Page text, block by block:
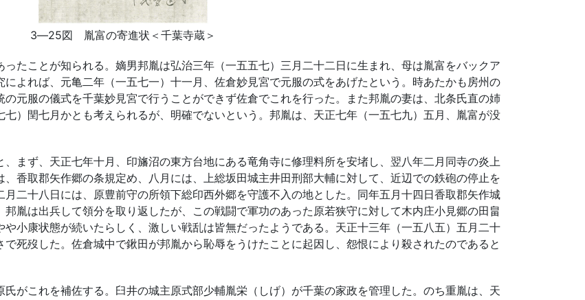
3―25図 胤富の寄進状＜千葉寺蔵＞
たことが知られる。嫡男邦胤は弘治三年（一五五七）三月二十二日に生まれ、母は胤富をバックア
よれば、元亀二年（一五七一）十一月、佐倉妙見宮で元服の式をあげたという。時あたかも房州の
元服の儀式を千葉妙見宮で行うことができず佐倉でこれを行った。また邦胤の妻は、北条氏直の姉
）閏七月かとも考えられるが、明確でないという。邦胤は、天正七年（一五七九）五月、胤富が没
まず、天正七年十月、印旛沼の東方台地にある竜角寺に修理料所を安堵し、翌八年二月同寺の炎上
香取郡矢作郷の条規定め、八月には、上総坂田城主井田刑部大輔に対して、近辺での鉄砲の停止を
二十八日には、原豊前守の所領下総印西外郷を守護不入の地とした。同年五月十四日香取郡矢作城
胤は出兵して領分を取り返したが、この戦闘で軍功のあった原若狭守に対して木内庄小見郷の田畠
小康状態が続いたらしく、激しい戦乱は皆無だったようである。天正十三年（一五八五）五月二十
死歿した。佐倉城中で鍬田が邦胤から恥辱をうけたことに起因し、怨恨により殺されたのであると
がこれを補佐する。臼井の城主原式部少輔胤栄（しげ）が千葉の家政を管理した。のち重胤は、天